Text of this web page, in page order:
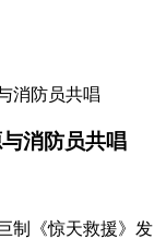
消防员共唱
消防员共唱
制《惊天救援》发